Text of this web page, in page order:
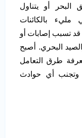
أو يتناول
مليء بالكائنات
قد تسبب إصابات أو
البحري. أصبح
طرق التعامل
أي حوادث